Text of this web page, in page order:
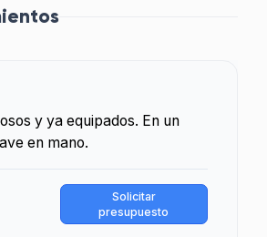
y ya equipados. En un
en mano.
Solicitar
presupuesto